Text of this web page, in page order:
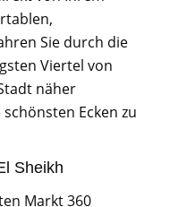
Sie durch die
Viertel von
näher
Ecken zu
Sheikh
Markt360